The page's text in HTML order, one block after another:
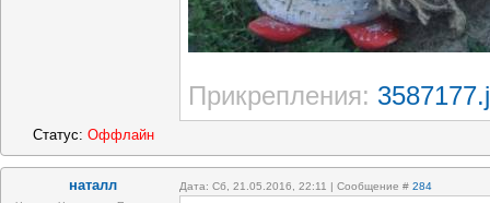
Прикрепления:
Статус: Оффлайн
наталл Дата: Сб, 21.05.2016, 22:11 | Сообщение # 284